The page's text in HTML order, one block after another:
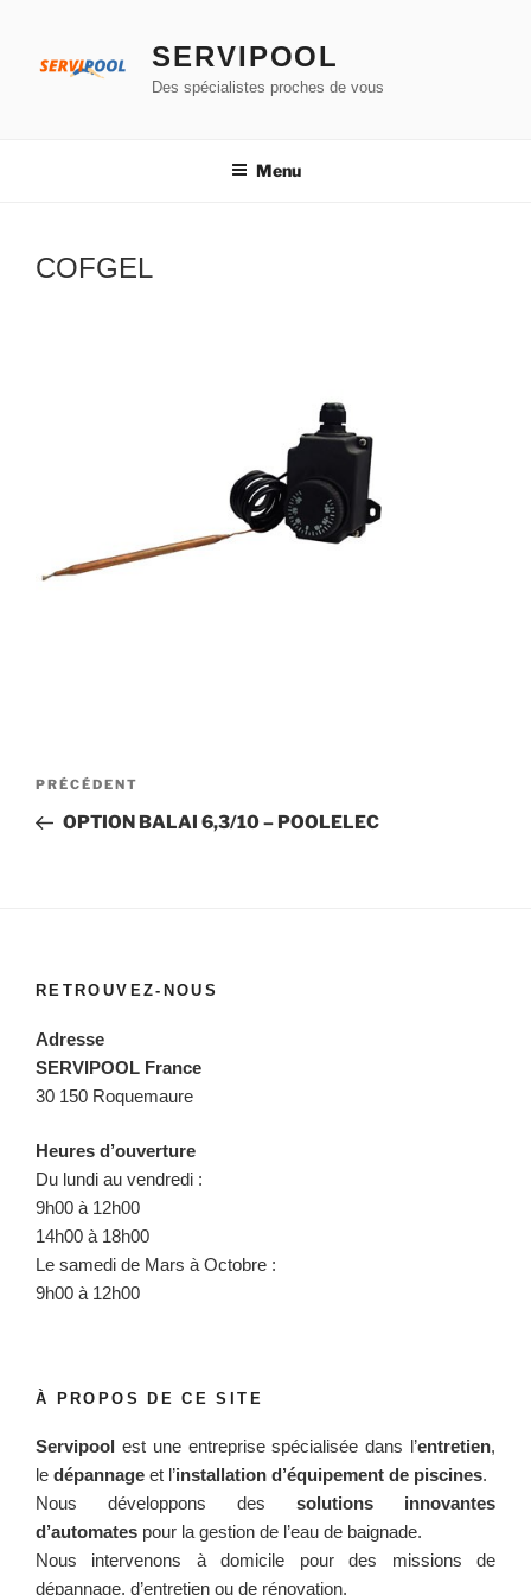
contenu
SERVIPOOL
Des spécialistes proches de vous
Menu
COFGEL
Navigation
l’article
Article
précédent
PRÉCÉDENT
OPTION BALAI 6,3/10 – POOLELEC
RETROUVEZ-NOUS
Adresse
SERVIPOOL France
30 150 Roquemaure
Heures d’ouverture
Du lundi au vendredi :
9h00 à 12h00
14h00 à 18h00
Le samedi de Mars à Octobre :
9h00 à 12h00
À PROPOS DE CE SITE
Servipool est une entreprise spécialisée dans l’entretien,
le dépannage et l’installation d’équipement de piscines.
Nous développons des solutions innovantes
d’automates pour la gestion de l’eau de baignade.
Nous intervenons à domicile pour des missions de
dépannage, d’entretien ou de rénovation.